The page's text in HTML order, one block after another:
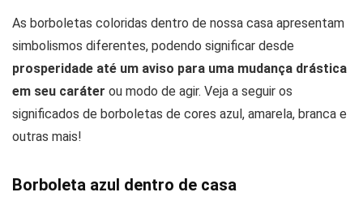
As borboletas coloridas dentro de nossa casa apresentam
simbolismos diferentes, podendo significar desde
prosperidade até um aviso para uma mudança drástica
em seu caráter ou modo de agir. Veja a seguir os
significados de borboletas de cores azul, amarela, branca e
outras mais!
Borboleta azul dentro de casa